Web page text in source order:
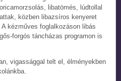
libatömés, lúdtollal
közben libazsíros kenyeret
kézműves foglalkozáson libás
forgós táncházas programon is
vigassággal telt el, élményekben